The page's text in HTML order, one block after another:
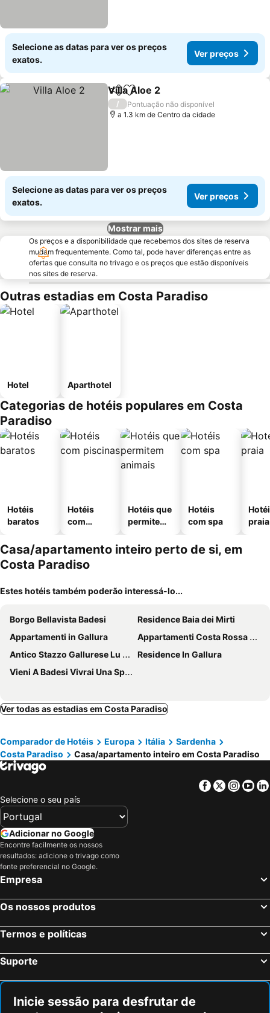
Selecione as datas para ver os preços
exatos.
Ver preços
PartilharAdicionar aos favoritos
Villa Aloe 2
/
Pontuação não disponível
a 1.3 km de Centro da cidade
Selecione as datas para ver os preços
exatos.
Ver preços
Mostrar mais
Os preços e a disponibilidade que recebemos dos sites de reserva
mudam frequentemente. Como tal, pode haver diferenças entre as
ofertas que consulta no trivago e os preços que estão disponíveis
nos sites de reserva.
Outras estadias em Costa Paradiso
Hotel Aparthotel
Categorias de hotéis populares em Costa
Paradiso
Hotéis
baratos
Hotéis
com
Hotéis que
permitem
Hotéis
com spa
praia
Casa/apartamento inteiro perto de si, em
Costa Paradiso
Estes hotéis também poderão interessá-lo...
Borgo Bellavista Badesi
Residence Baia dei Mirti
Appartamenti in Gallura
Appartamenti Costa Rossa Cala Rossa
Antico Stazzo Gallurese Lu Capitanu
Residence In Gallura
Vieni A Badesi Vivrai Una Splendida Vacanza, Bilocale A Prezzi All Inclusive
Ver todas as estadias em Costa Paradiso
Comparador de Hotéis Europa Itália
Sardenha
Costa Paradiso
Casa/apartamento inteiro em Costa Paradiso
Facebook
Twitter
Selecione o seu país
Adicionar no Google
Encontre facilmente os nossos
resultados: adicione o trivago como
fonte preferencial no Google.
Empresa
Os nossos produtos
Termos e políticas
Suporte
Inicie sessão para desfrutar de